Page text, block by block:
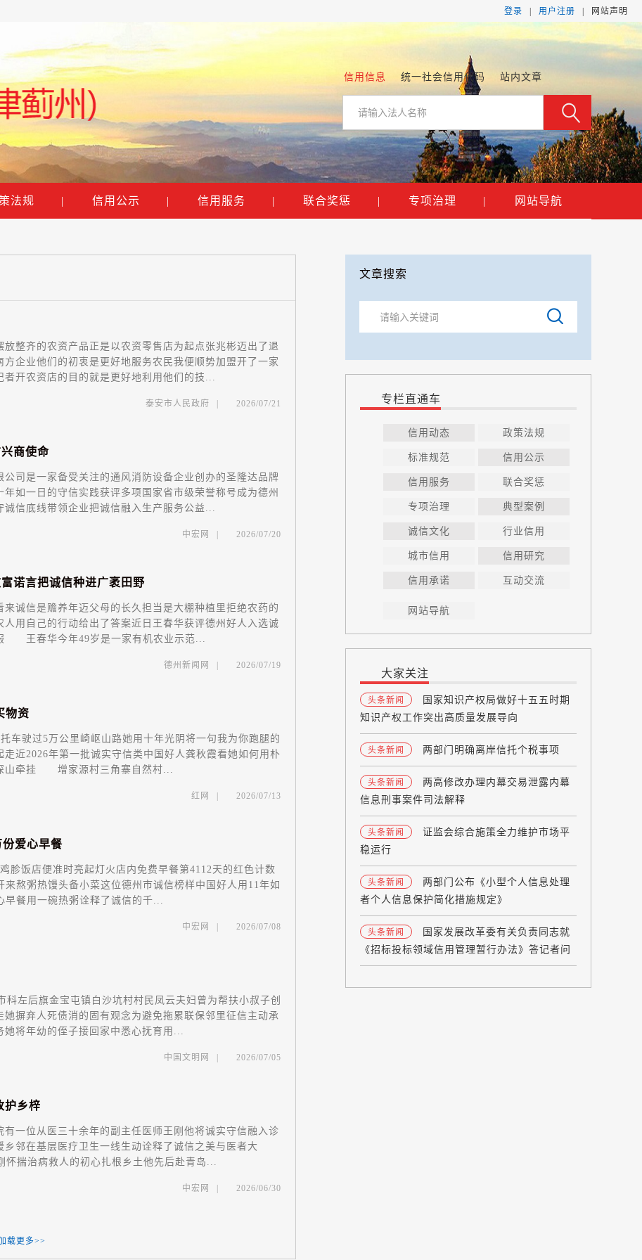
登录 用户注册 网 站声 明
信用信息 统一社会信用代码 站内文章
法规 | 信用公示 | 信用服务 | 联合奖惩 | 专项治理 | 网站导航
齐的农资产品正是以农资零售店为起点张兆彬迈出了退
业他们的初衷是更好地服务农民我便顺势加盟开了一家
开农资店的目的就是更好地利用他们的技...
泰安市人民政府 2026/07/21
兴商使命
是一家备受关注的通风消防设备企业创办的圣隆达品牌
如一日的守信实践获评多项国家省市级荣誉称号成为德州
信底线带领企业把诚信融入生产服务公益...
中宏网 2026/07/20
富诺言把诚信种进广袤 田 野
信是赡养年迈父母的长久担当是大棚种植里拒绝农药的
用自己的行动给出了答案近日王春华获评德州好人入选诚
王春华今年49岁是一家有机农业示范...
德州新闻网 2026/07/19
物资
驶过5万公里崎岖山路她用十年光阴将一句我为你跑腿的
近2026年第一批诚实守信类中国好人龚秋霞看她如何用朴
山牵挂 增家源村三角寨自然村...
红网 2026/07/13
份爱心早餐
饭店便准时亮起灯火店内免费早餐第4112天的红色计数
熬粥热馒头备小菜这位德州市诚信榜样中国好人用11年如
早餐用一碗热粥诠释了诚信的千...
中宏网 2026/07/08
左后旗金宝屯镇白沙坑村村民凤云夫妇曾为帮扶小叔子创
摒弃人死债消的固有观念为避免拖累联保邻里征信主动承
将年幼的侄子接回家中悉心抚育用...
中国文明网 2026/07/05
护乡梓
位从医三十余年的副主任医师王刚他将诚实守信融入诊
邻在基层医疗卫生一线生动诠释了诚信之美与医者大
揣治病救人的初心扎根乡土他先后赴青岛...
中宏网 2026/06/30
载更多>>
文章搜索
专栏直通车
信用动态 政策法规
标准规范 信用公示
信用服务 联合奖惩
专项治理 典型案例
诚信文化 行业信用
城市信用 信用研究
信用承诺 互动交流
网站导航
大家关注
头条新闻
国家知识产权局做好十五五时期
知识产权工作突出高质量发展导向
头条新闻 两部门明确离岸信托个税事项
头条新闻
两高修改办理内幕交易泄露内幕
信息刑事案件司法解释
头条新闻
证监会综合施策全力维护市场平
稳运行
头条新闻
两部门公布《小型个人信息处理
者个人信息保护简化措施规定》
头条新闻
国家发展改革委有关负责同志就
《招标投标领域信用管理暂行办法》答记者问